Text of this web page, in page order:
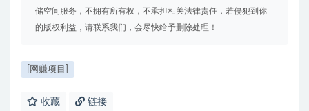
储空间服务，不拥有所有权，不承担相关法律责任，若侵犯到你
的版权利益，请联系我们，会尽快给予删除处理！
[网赚项目]
收藏 链接